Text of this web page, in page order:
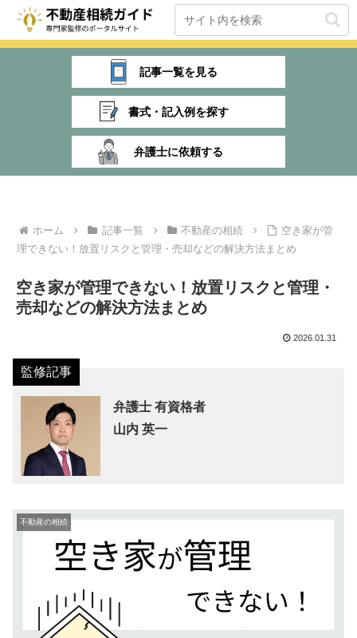
記事一覧を見る
書式・記入例を探す
弁護士に依頼する
ホーム 記事一覧 不動産の相続
空き家が管
理できない！放置リスクと管理・売却などの解決方法まとめ
空き家が管理できない！放置リスクと管理・
売却などの解決方法まとめ
2026.01.31
弁護士 有資格者
山内 英一
不動産の相続